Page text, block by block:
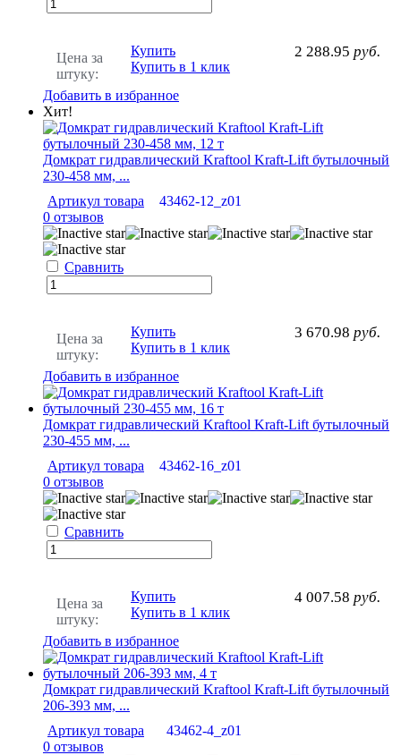
Цена за
штуку:
2 288.95 руб.
Купить
Купить в 1 клик
Добавить в избранное
Хит!
Домкрат гидравлический Kraftool Kraft-Lift бутылочный
230-458 мм, ...
Артикул товара
43462-12_z01
0 отзывов
Сравнить
Цена за
штуку:
3 670.98 руб.
Купить
Купить в 1 клик
Добавить в избранное
Домкрат гидравлический Kraftool Kraft-Lift бутылочный
230-455 мм, ...
Артикул товара
43462-16_z01
0 отзывов
Сравнить
Цена за
штуку:
4 007.58 руб.
Купить
Купить в 1 клик
Добавить в избранное
Домкрат гидравлический Kraftool Kraft-Lift бутылочный
206-393 мм, ...
Артикул товара
43462-4_z01
0 отзывов